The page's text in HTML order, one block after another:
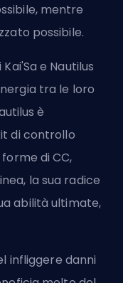
mentre
possibile.
e Nautilus
tra le loro
è
di controllo
di CC,
la sua radice
abilità ultimate,
infliggere danni